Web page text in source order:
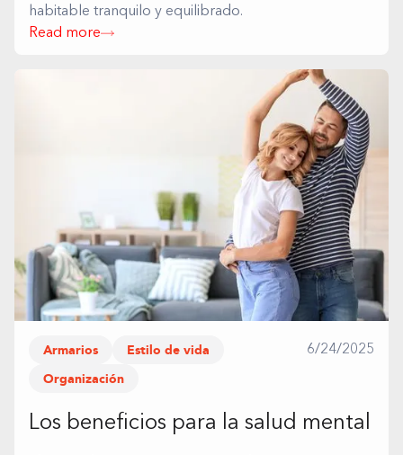
habitable tranquilo y equilibrado.
Read more
Armarios
Estilo de vida
Organización
6/24/2025
Los beneficios para la salud mental